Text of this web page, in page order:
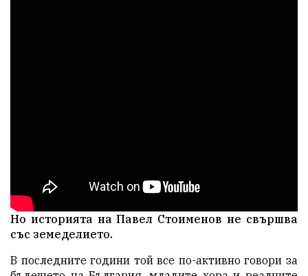
Но историята на Павел Стоименов не свършва
със земеделието.
В последните години той все по-активно говори за